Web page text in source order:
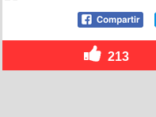
213